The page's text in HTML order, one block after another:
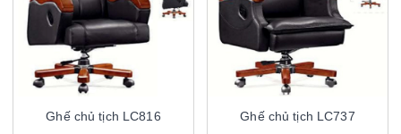
Ghế chủ tịch LC816 Ghế chủ tịch LC737